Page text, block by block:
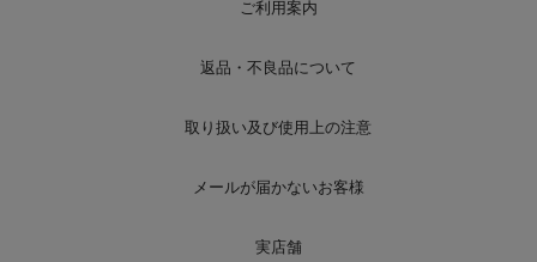
ご利用案内
返品・不良品について
取り扱い及び使用上の注意
メールが届かないお客様
実店舗